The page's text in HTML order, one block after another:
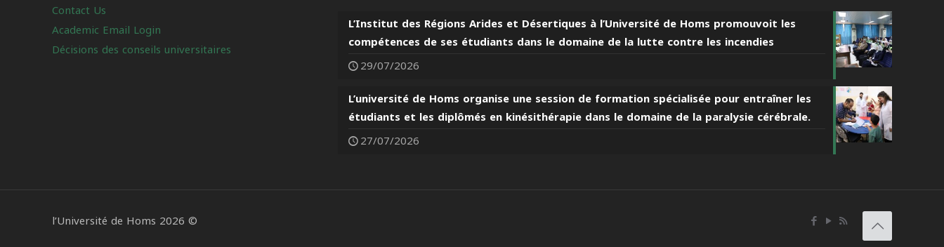
Contact Us
Academic Email Login
Décisions des conseils universitaires
L’Institut des Régions Arides et Désertiques à l’Université de Homs promouvoit les
compétences de ses étudiants dans le domaine de la lutte contre les incendies
29/07/2026
L’université de Homs organise une session de formation spécialisée pour entraîner les
étudiants et les diplômés en kinésithérapie dans le domaine de la paralysie cérébrale.
27/07/2026
l’Université de Homs 2026 ©